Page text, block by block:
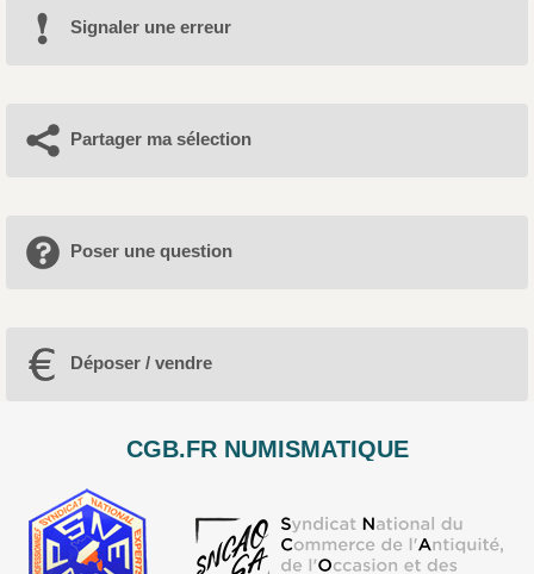
Signaler une erreur
Partager ma sélection
Poser une question
Déposer / vendre
CGB.FR NUMISMATIQUE